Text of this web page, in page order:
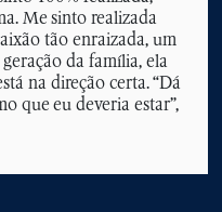
Me sinto realizada
tão enraizada, um
da família, ela
na direção certa. “Dá
que eu deveria estar”,